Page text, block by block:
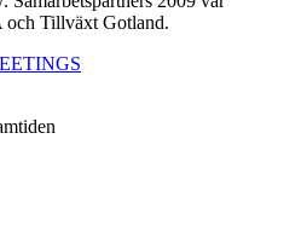
och Tillväxt Gotland.